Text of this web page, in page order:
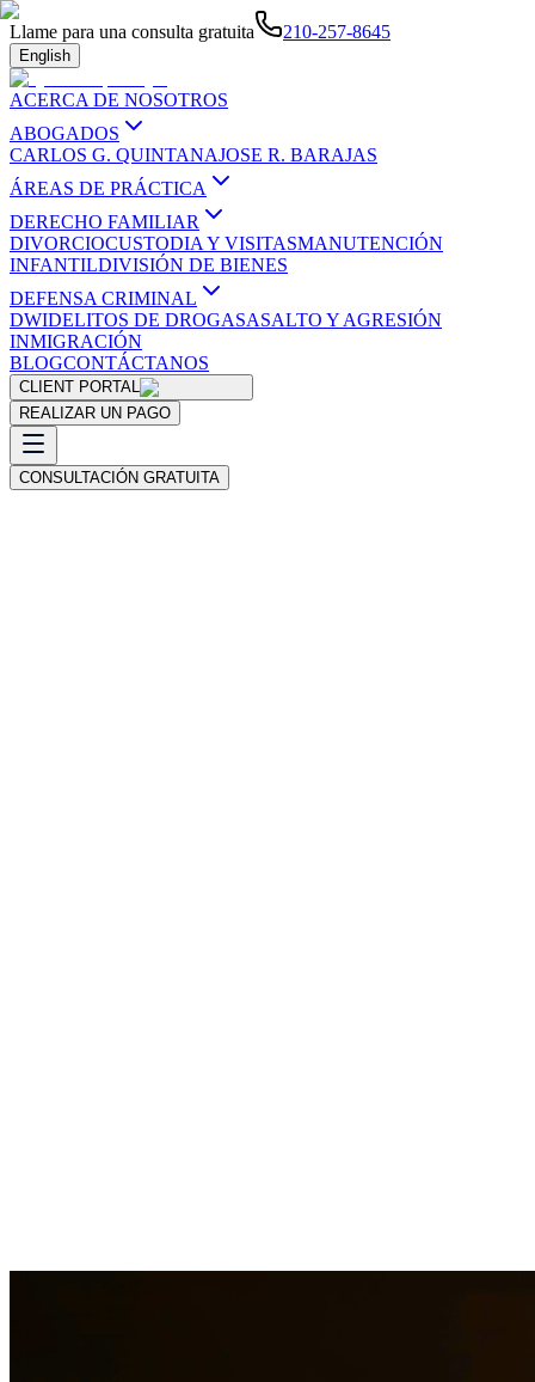
Llame para una consulta gratuita 210-257-8645
English
ACERCA DE NOSOTROS
ABOGADOS
CARLOS G. QUINTANAJOSE R. BARAJAS
ÁREAS DE PRÁCTICA
DERECHO FAMILIAR
DIVORCIOCUSTODIA Y VISITASMANUTENCIÓN
INFANTILDIVISIÓN DE BIENES
DEFENSA CRIMINAL
DWIDELITOS DE DROGASASALTO Y AGRESIÓN
INMIGRACIÓN
BLOGCONTÁCTANOS
CLIENT PORTAL
REALIZAR UN PAGO
CONSULTACIÓN GRATUITA